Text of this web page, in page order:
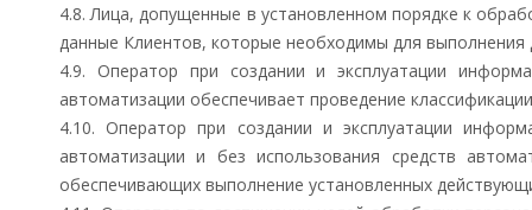
4.8. Лица, допущенные в установленном порядке к
данные Клиентов, которые необходимы для выполнения
4.9. Оператор при создании и эксплуатации
автоматизации обеспечивает проведение
4.10. Оператор при создании и эксплуатации
автоматизации и без использования средств
обеспечивающих выполнение установленных